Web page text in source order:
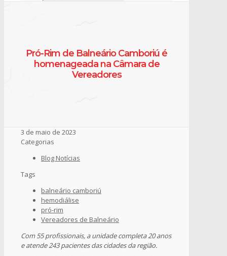
Pró-Rim de Balneário Camboriú é
homenageada na Câmara de
Vereadores
3 de maio de 2023
Categorias
Blog Notícias
Tags
balneário camboriú
hemodiálise
pró-rim
Vereadores de Balneário
Com 55 profissionais, a unidade completa 20 anos
e atende 243 pacientes das cidades da região.